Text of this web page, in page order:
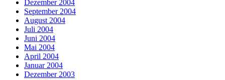
Dezember 2004
September 2004
August 2004
Juli 2004
Juni 2004
Mai 2004
April 2004
Januar 2004
Dezember 2003